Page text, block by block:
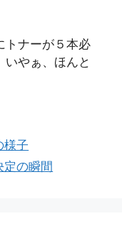
トナーが５本必
いやぁ、ほんと
様子
定の瞬間